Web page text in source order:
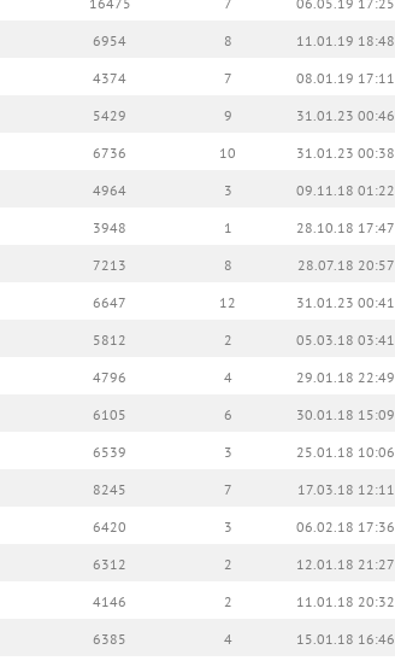
6954 8 11.01.19 18:48
4374 7 08.01.19 17:11
5429 9 31.01.23 00:46
6736 10 31.01.23 00:38
4964 3 09.11.18 01:22
3948 1 28.10.18 17:47
7213 8 28.07.18 20:57
6647 12 31.01.23 00:41
5812 2 05.03.18 03:41
4796 4 29.01.18 22:49
6105 6 30.01.18 15:09
6539 3 25.01.18 10:06
8245 7 17.03.18 12:11
6420 3 06.02.18 17:36
6312 2 12.01.18 21:27
4146 2 11.01.18 20:32
6385 4 15.01.18 16:46